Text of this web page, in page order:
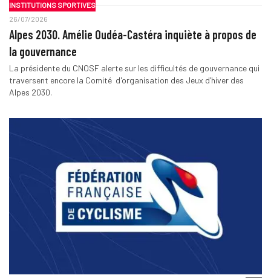
INSTITUTIONS SPORTIVES
26/07/2026
Alpes 2030. Amélie Oudéa-Castéra inquiète à propos de
la gouvernance
La présidente du CNOSF alerte sur les difficultés de gouvernance qui
traversent encore la Comité d'organisation des Jeux d’hiver des
Alpes 2030.